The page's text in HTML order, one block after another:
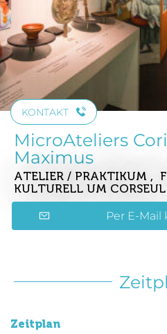
KONTAKT
MicroAteliers
Maximus
ATELIER / PRAKTIKUM ,
KULTURELL UM CORSEUL
Per E-
Zeitplan